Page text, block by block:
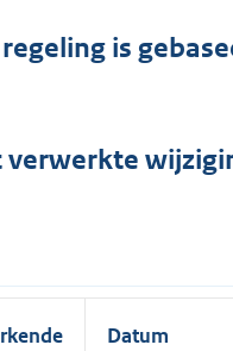
is
verwerkte
Datum